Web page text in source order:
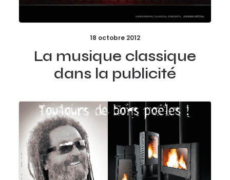
18 octobre 2012
La musique classique
dans la publicité